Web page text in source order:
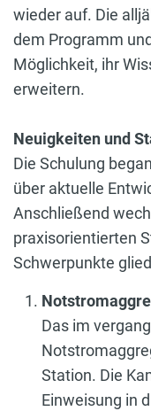
wieder auf. Die
dem Programm
Möglichkeit, ihr
erweitern.
Neuigkeiten und
Die Schulung
über aktuelle
Anschließend
praxisorientierten
Schwerpunkte
Das im
Station. Die
Einweisung in